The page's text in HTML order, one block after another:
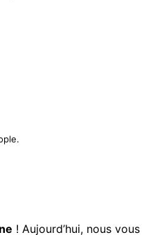
! Aujourd’hui, nous vous